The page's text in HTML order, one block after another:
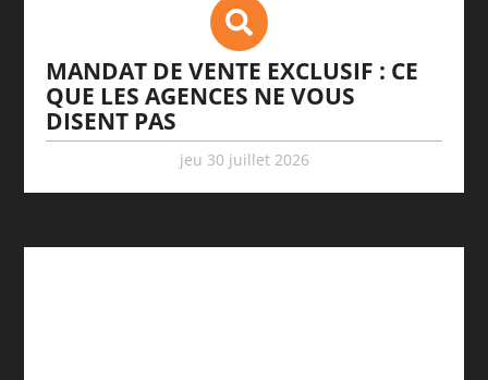
MANDAT DE VENTE EXCLUSIF : CE
QUE LES AGENCES NE VOUS
DISENT PAS
jeu 30 juillet 2026